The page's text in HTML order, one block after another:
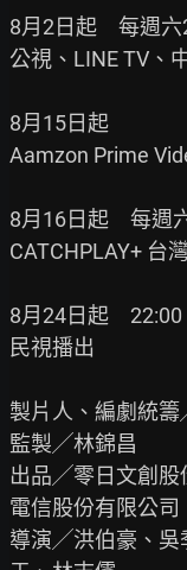
8月2日起　每週六
公視、LINE TV、
8月15日起
Aamzon Prime
8月16日起　每週
CATCHPLAY+ 台
8月24日起　22:00
民視播出
製片人、編劇統
監製╱林錦昌
出品╱零日文創股
電信股份有限公司
導演╱洪伯豪、吳